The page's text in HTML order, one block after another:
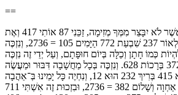
==
י רִבּוֹנוֹ שֶׁל עוֹלָם כֹּל יָכוֹל אֲשֶׁר לֹא יִבָּצֵר מִמְּךָ מְזִימָה, זַכֵּנִי 87 אוֹתִי 417 וְאֶת
407 אִשְׁתִּי 711 {בַּעֲלִי} לְאוֹר 237 שִׁבְעַת 772 הַיָּמִים 105 = 2736, וְנִזְכֶּה
כְּמוֹ חָתָן וְכַלָּה בְּיוֹם חוּפָּתָם, וְעַל יְדֵי זֶה נִזְכֶּה
בְּכָל רֶגַע לְכָל הַ־שֶּׁבַע 372 בְּרָכוֹת 628. וְנִזְכֶּה בְּכָל מַחֲשָׁבָה דִּבּוּר וּמַעֲשֶׂה
לְיַחֲדָא שְׁמָא 341 דְּקוּדְשָׁא 415 בְּרִיךְ 232 הוּא 12, וְנִחְיֶה כָּל יָמֵינוּ בְּ־אַהֲבָה
13 וְ־שַׁלְוָה 341 רֵעוּת אַחְוָה וְשָׁלוֹם 382 = 2736, וּבִזְכוּת זֶה אִשְׁתִּי 711